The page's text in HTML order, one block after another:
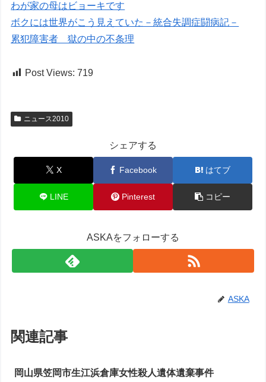
わが家の母はビョーキです
ボクには世界がこう見えていた－統合失調症闘病記－
累犯障害者 獄の中の不条理
Post Views: 719
ニュース2010
シェアする
X Facebook はてブ
LINE Pinterest コピー
ASKAをフォローする
ASKA
関連記事
岡山県笠岡市生江浜倉庫女性殺人遺体遺棄事件